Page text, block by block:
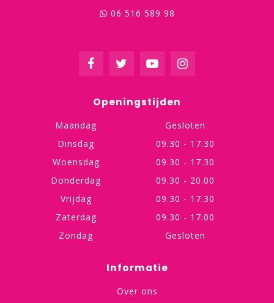
06 516 589 98
Openingstijden
Maandag
Gesloten
Dinsdag
09.30 - 17.30
Woensdag
09.30 - 17.30
Donderdag
09.30 - 20.00
Vrijdag
09.30 - 17.30
Zaterdag
09.30 - 17.00
Zondag
Gesloten
Informatie
Over ons